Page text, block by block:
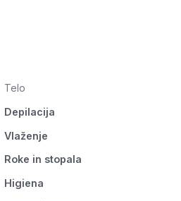
Telo
Depilacija
Vlaženje
Roke in stopala
Higiena